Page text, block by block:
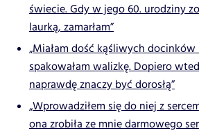
świecie. Gdy w jego 60. urodziny
laurką, zamarłam”
„Miałam dość kąśliwych
spakowałam walizkę. Dopiero
naprawdę znaczy być dorosłą”
„Wprowadziłem się do niej z
ona zrobiła ze mnie darmowego